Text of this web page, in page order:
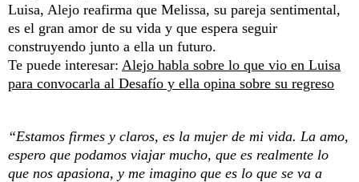
Luisa, Alejo reafirma que Melissa, su pareja sentimental,
es el gran amor de su vida y que espera seguir
construyendo junto a ella un futuro.
Te puede interesar: Alejo habla sobre lo que vio en Luisa
para convocarla al Desafío y ella opina sobre su regreso
“Estamos firmes y claros, es la mujer de mi vida. La amo,
espero que podamos viajar mucho, que es realmente lo
que nos apasiona, y me imagino que es lo que se va a